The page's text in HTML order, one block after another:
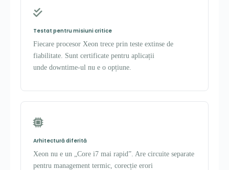
Testat pentru misiuni critice
Fiecare procesor Xeon trece prin teste extinse de
fiabilitate. Sunt certificate pentru aplicații
unde downtime-ul nu e o opțiune.
Arhitectură diferită
Xeon nu e un „Core i7 mai rapid”. Are circuite separate
pentru management termic, corecție erori